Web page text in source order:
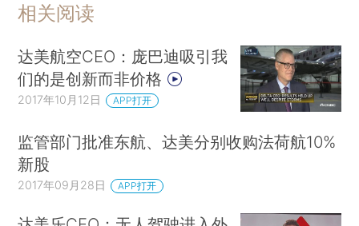
相关阅读
达美航空CEO：庞巴迪吸引我
们的是创新而非价格
2017年10月12日 APP打开
监管部门批准东航、达美分别收购法荷航10%
新股
2017年09月28日 APP打开